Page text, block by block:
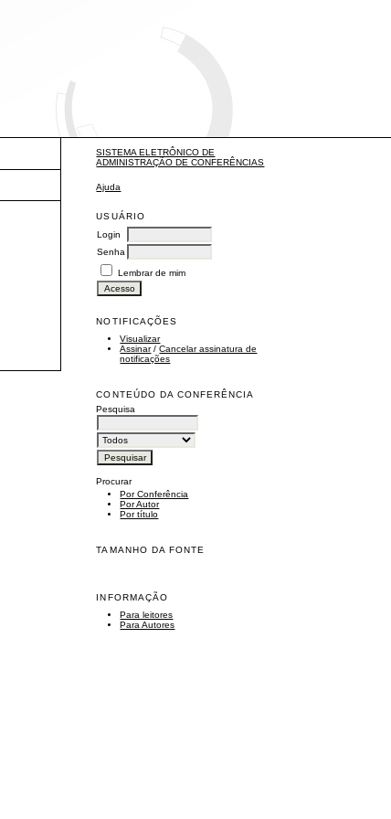
SISTEMA ELETRÔNICO DE
ADMINISTRAÇÃO DE CONFERÊNCIAS
Ajuda
USUÁRIO
Login
Senha
Lembrar de mim
NOTIFICAÇÕES
Visualizar
Assinar/Cancelar assinatura de
notificações
CONTEÚDO DA CONFERÊNCIA
Pesquisa
Procurar
Por Conferência
Por Autor
Por título
TAMANHO DA FONTE
INFORMAÇÃO
Para leitores
Para Autores